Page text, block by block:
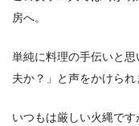
房へ。
単純に料理の手伝いと
夫か？」と声をかけられ
いつもは厳しい火縄で